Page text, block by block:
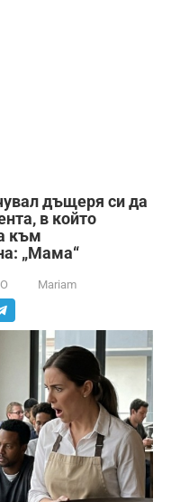
дъщеря си да
в който
към
„Мама“
Mariam